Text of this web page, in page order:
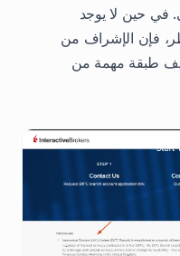
في حين لا يوجد
فإن الإشراف من
طبقة مهمة من